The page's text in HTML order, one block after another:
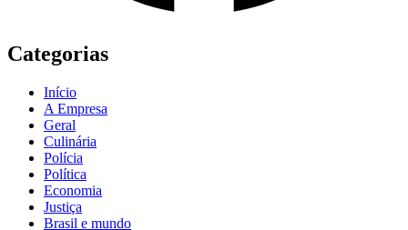
Categorias
Início
A Empresa
Geral
Culinária
Polícia
Política
Economia
Justiça
Brasil e mundo